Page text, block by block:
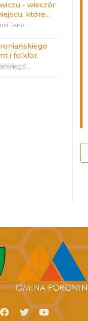
- wieczór
które...
Jana...
i folklor.